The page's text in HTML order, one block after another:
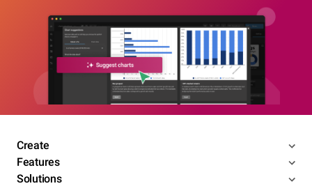
Create
Features
Solutions